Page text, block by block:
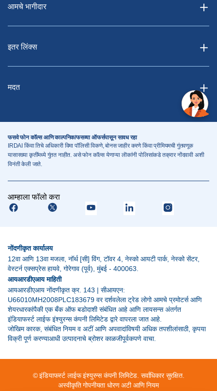
आमचे भागीदार
इतर लिंक्स
मदत
फसवे फोन कॉल्स आणि काल्पनिक/फसव्या ऑफर्सपासून सावध रहा
IRDAI किंवा तिचे अधिकारी विमा पॉलिसी विकणे, बोनस जाहीर करणे किंवा प्रीमियमची गुंतवणूक
यासारख्या कृतींमध्ये गुंतत नाहीत. असे फोन कॉल्स येणाऱ्या लॊकांनी पोलिसांकडे तक्रार नोंदवावी अशी
विनंती केली जाते.
आम्हाला फॉलो करा
नोंदणीकृत कार्यालय
12वा आणि 13वा मजला, नॉर्थ [सी] विंग, टॉवर 4, नेस्को आयटी पार्क, नेस्को सेंटर,
वेस्टर्न एक्सप्रेस हायवे, गोरेगाव (पूर्व), मुंबई - 400063.
आयआरडीएआय माहिती
आयआरडीएआय नोंदणीकृत क्र. 143 | सीआयएन:
U66010MH2008PLC183679 वर दर्शवलेला ट्रेड लोगो आमचे प्रमोटर्स आणि
शेयरधारकांपैकी एक बँक ऑफ बडोदाशी संबंधित आहे आणि लायसन्स अंतर्गत
इंडियाफर्स्ट लाईफ इंश्युरन्स कंपनी लिमिटेड द्वारे वापरला जात आहे.
जोखिम कारक, संबंधित नियम व अटीं आणि अपवादांविषयी अधिक तपशीलांसाठी, कृपया
विक्री पूर्ण करण्याआधी उत्पादनाचे ब्रोशर काळजीपूर्वकपणे वाचा.
© इंडियाफर्स्ट लाईफ इंश्युरन्स कंपनी लिमिटेड. सर्वाधिकार सुरक्षित.
अस्वीकृति गोपनीयता धोरण अटी आणि नियम